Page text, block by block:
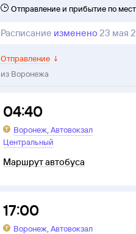
Отправление и прибытие по
Расписание изменено 23 мая
Отправление ↓
из Воронежа
04:40
Воронеж,Автовокзал
Центральный
Маршрут автобуса
17:00
Воронеж,Автовокзал